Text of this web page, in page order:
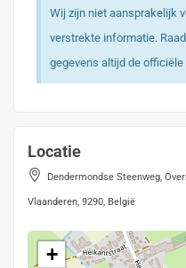
Wij zijn niet aansprakelijk
verstrekte informatie.
gegevens altijd de officiële
Locatie
Dendermondse Steenweg,
Vlaanderen, 9290, België
+